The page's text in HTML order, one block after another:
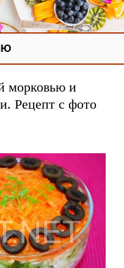
морковью и
Рецепт с фото